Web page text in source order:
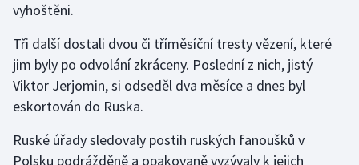
Gymnastika
Házená
Jezdectví
Judo
vyhoštěni.
Tři další dostali dvou či tříměsíční tresty vězení, které
jim byly po odvolání zkráceny. Poslední z nich, jistý
Viktor Jerjomin, si odseděl dva měsíce a dnes byl
eskortován do Ruska.
Ruské úřady sledovaly postih ruských fanoušků v
Polsku podrážděně a opakovaně vyzývaly k jejich